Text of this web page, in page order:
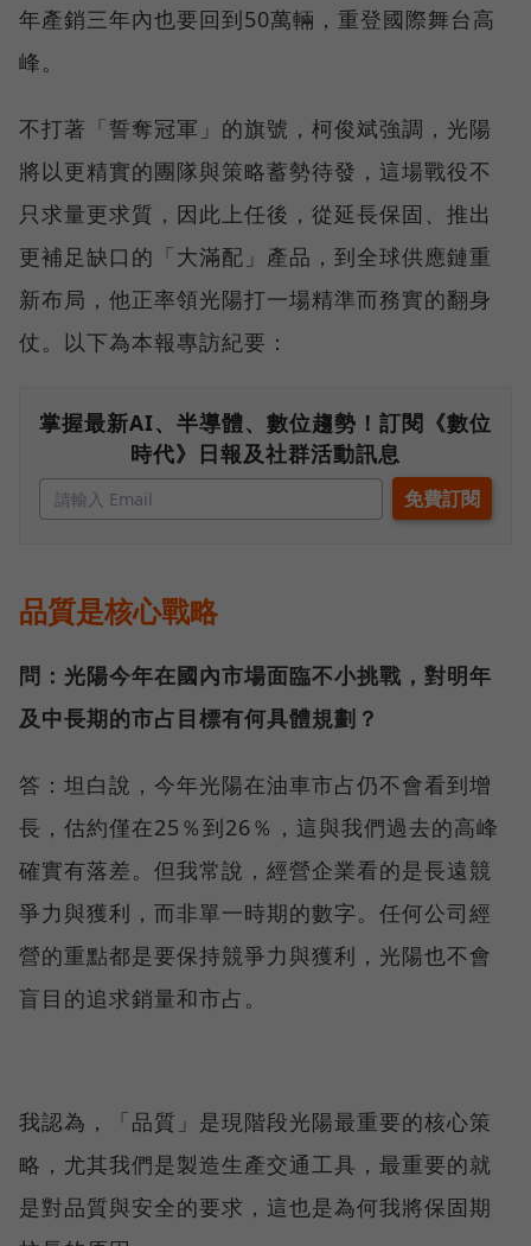
年產銷三年內也要回到50萬輛，重登國際舞台高
峰。
不打著「誓奪冠軍」的旗號，柯俊斌強調，光陽
將以更精實的團隊與策略蓄勢待發，這場戰役不
只求量更求質，因此上任後，從延長保固、推出
更補足缺口的「大滿配」產品，到全球供應鏈重
新布局，他正率領光陽打一場精準而務實的翻身
仗。以下為本報專訪紀要：
掌握最新AI、半導體、數位趨勢！訂閱《數位
時代》日報及社群活動訊息
品質是核心戰略
問：光陽今年在國內市場面臨不小挑戰，對明年
及中長期的市占目標有何具體規劃？
答：坦白說，今年光陽在油車市占仍不會看到增
長，估約僅在25％到26％，這與我們過去的高峰
確實有落差。但我常說，經營企業看的是長遠競
爭力與獲利，而非單一時期的數字。任何公司經
營的重點都是要保持競爭力與獲利，光陽也不會
盲目的追求銷量和市占。
我認為，「品質」是現階段光陽最重要的核心策
略，尤其我們是製造生產交通工具，最重要的就
是對品質與安全的要求，這也是為何我將保固期